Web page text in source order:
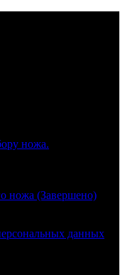
ножа.
ножа (Завершено)
данных